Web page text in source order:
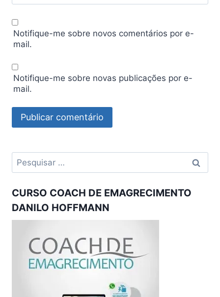
Notifique-me sobre novos comentários por e-
mail.
Notifique-me sobre novas publicações por e-
mail.
Pesquisar
por:
CURSO COACH DE EMAGRECIMENTO
DANILO HOFFMANN